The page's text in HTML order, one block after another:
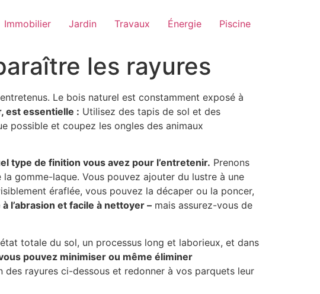
Immobilier Jardin Travaux Énergie Piscine
les rayures
Le bois naturel est constamment exposé à
est essentielle : Utilisez des tapis de sol et des
possible et coupez les ongles des animaux
type de finition vous avez pour l’entretenir. Prenons
gomme-laque. Vous pouvez ajouter du lustre à une
éraflée, vous pouvez la décaper ou la poncer,
l’abrasion et facile à nettoyer – mais assurez-vous de
totale du sol, un processus long et laborieux, et dans
pouvez minimiser ou même éliminer
rayures ci-dessous et redonner à vos parquets leur